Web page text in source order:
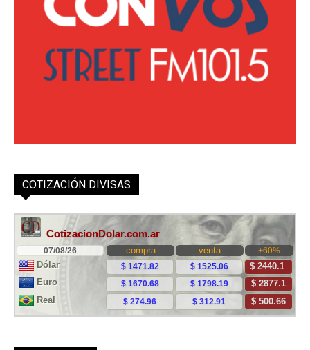
COTIZACIÓN DIVISAS